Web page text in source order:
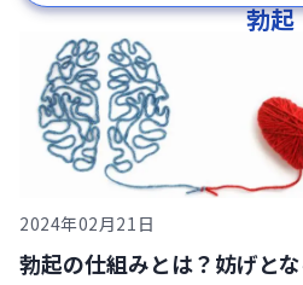
勃起
2024年02月21日
勃起の仕組みとは？妨げと